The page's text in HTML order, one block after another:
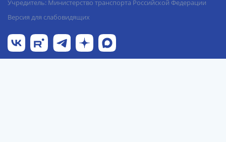
Учредитель: Министерство транспорта Российской Федерации
Версия для слабовидящих